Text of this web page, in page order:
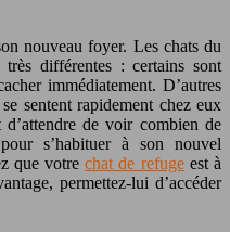
nouveau foyer. Les chats du
différentes : certains sont
immédiatement. D’autres
sentent rapidement chez eux
de voir combien de
s’habituer à son nouvel
que votrechat de refugeest à
permettez-lui d’accéder